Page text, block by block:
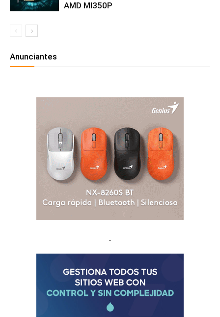
AMD MI350P
Anunciantes